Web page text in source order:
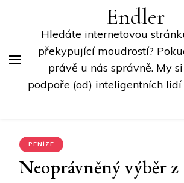
Endler
Hledáte internetovou
překypující moudrostí?
právě u nás správně. My
podpoře (od) inteligentních
PENÍZE
Neoprávněný výběr z